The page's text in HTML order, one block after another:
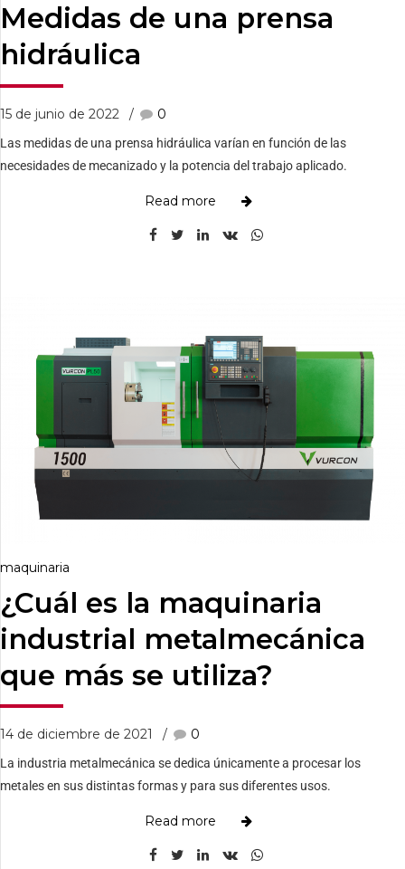
Medidas de una prensa
hidráulica
15 de junio de 2022 0
Las medidas de una prensa hidráulica varían en función de las
necesidades de mecanizado y la potencia del trabajo aplicado.
Read more
maquinaria
¿Cuál es la maquinaria
industrial metalmecánica
que más se utiliza?
14 de diciembre de 2021 0
La industria metalmecánica se dedica únicamente a procesar los
metales en sus distintas formas y para sus diferentes usos.
Read more